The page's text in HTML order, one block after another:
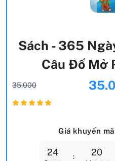
Sách - 365
Câu Đố Mở
35.000
Giá khuyến
24 20